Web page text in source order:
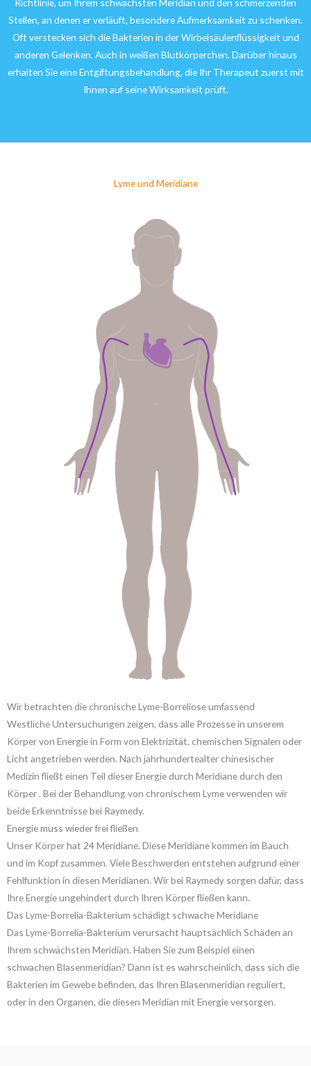
Richtlinie, um Ihrem schwächsten Meridian und den schmerzenden
Stellen, an denen er verläuft, besondere Aufmerksamkeit zu schenken.
Oft verstecken sich die Bakterien in der Wirbelsäulenflüssigkeit und
anderen Gelenken. Auch in weißen Blutkörperchen. Darüber hinaus
erhalten Sie eine Entgiftungsbehandlung, die Ihr Therapeut zuerst mit
Ihnen auf seine Wirksamkeit prüft.
Lyme und Meridiane
Wir betrachten die chronische Lyme-Borreliose umfassend
Westliche Untersuchungen zeigen, dass alle Prozesse in unserem
Körper von Energie in Form von Elektrizität, chemischen Signalen oder
Licht angetrieben werden. Nach jahrhundertealter chinesischer
Medizin fließt einen Teil dieser Energie durch Meridiane durch den
Körper . Bei der Behandlung von chronischem Lyme verwenden wir
beide Erkenntnisse bei Raymedy.
Energie muss wieder frei fließen
Unser Körper hat 24 Meridiane. Diese Meridiane kommen im Bauch
und im Kopf zusammen. Viele Beschwerden entstehen aufgrund einer
Fehlfunktion in diesen Meridianen. Wir bei Raymedy sorgen dafür, dass
Ihre Energie ungehindert durch Ihren Körper fließen kann.
Das Lyme-Borrelia-Bakterium schädigt schwache Meridiane
Das Lyme-Borrelia-Bakterium verursacht hauptsächlich Schäden an
Ihrem schwächsten Meridian. Haben Sie zum Beispiel einen
schwachen Blasenmeridian? Dann ist es wahrscheinlich, dass sich die
Bakterien im Gewebe befinden, das Ihren Blasenmeridian reguliert,
oder in den Organen, die diesen Meridian mit Energie versorgen.